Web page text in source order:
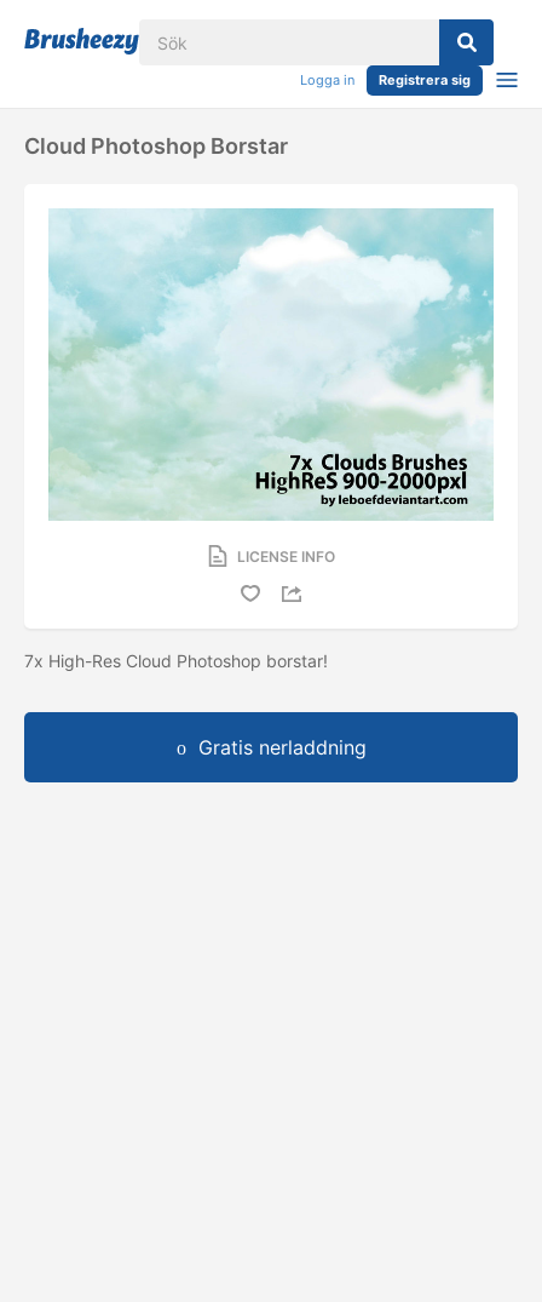
Logga in Registrera sig
Cloud Photoshop Borstar
LICENSE INFO
7x High-Res Cloud Photoshop borstar!
Gratis nerladdning